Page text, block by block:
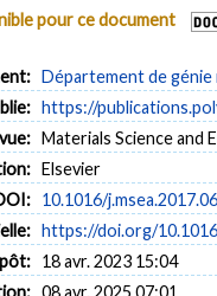
pour ce document
Département de génie
https://
Materials Science and
Elsevier
10.1016/
https://doi.org/
18 avr. 2023 15:04